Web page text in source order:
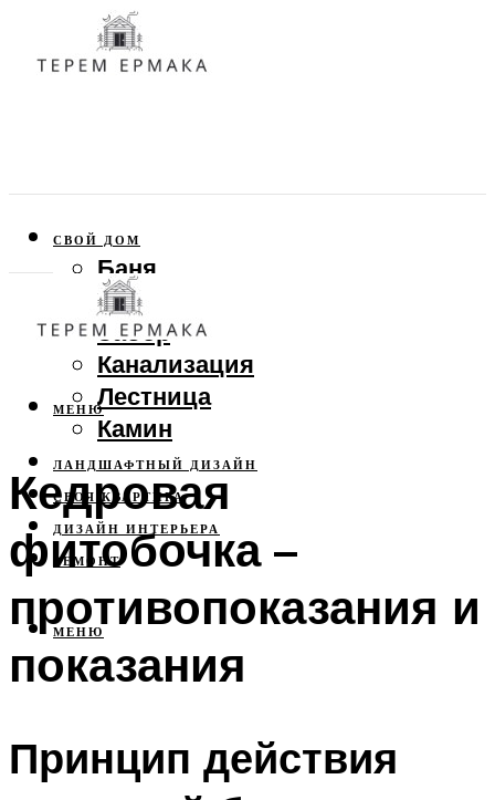
СВОЙ ДОМ
Баня
Веранда
Забор
Канализация
Лестница
Камин
ЛАНДШАФТНЫЙ ДИЗАЙН
СВОЯ КВАРТИРА
ДИЗАЙН ИНТЕРЬЕРА
РЕМОНТ
МЕНЮ
МЕНЮ
Кедровая
фитобочка –
противопоказания и
показания
Принцип действия